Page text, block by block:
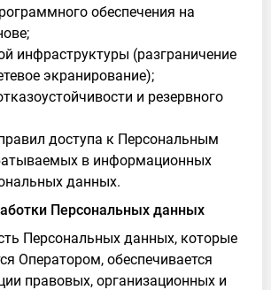
обеспечения на
инфраструктуры (разграничение
экранирование);
и резервного
доступа к Персональным
в информационных
данных.
Персональных данных
Персональных данных, которые
Оператором, обеспечивается
правовых, организационных и